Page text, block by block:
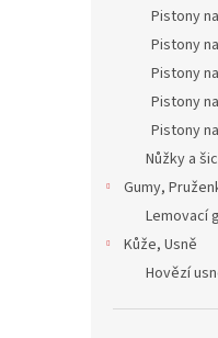
Pistony
Pistony
Pistony
Pistony
Pistony
Nůžky a
Gumy,
Lemovací
Kůže, Usně
Hovězí